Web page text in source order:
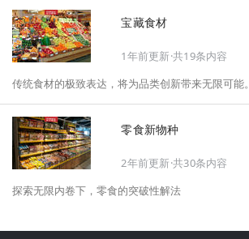
将以“创新产品”透视“未来机会”，以全球视野探寻
拆解年度标杆的增长逻辑与谋篇布局，深挖“药食
养”“清洁标签”等热门赛道的爆品基因，从趋势预判
机会、企业战略布局以及渠道变革等，为行业提供
宝藏食材
1年前更新·共19条内容
传统食材的极致表达，将为品类创新带来无限可能。
零食新物种
2年前更新·共30条内容
探索无限内卷下，零食的突破性解法